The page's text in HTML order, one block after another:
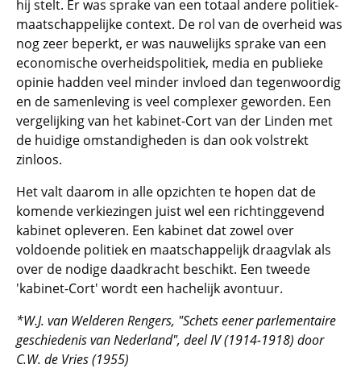
hij stelt. Er was sprake van een totaal andere politiek-
maatschappelijke context. De rol van de overheid was
nog zeer beperkt, er was nauwelijks sprake van een
economische overheidspolitiek, media en publieke
opinie hadden veel minder invloed dan tegenwoordig
en de samenleving is veel complexer geworden. Een
vergelijking van het kabinet-Cort van der Linden met
de huidige omstandigheden is dan ook volstrekt
zinloos.
Het valt daarom in alle opzichten te hopen dat de
komende verkiezingen juist wel een richtinggevend
kabinet opleveren. Een kabinet dat zowel over
voldoende politiek en maatschappelijk draagvlak als
over de nodige daadkracht beschikt. Een tweede
'kabinet-Cort' wordt een hachelijk avontuur.
*W.J. van Welderen Rengers, "Schets eener parlementaire
geschiedenis van Nederland", deel IV (1914-1918) door
C.W. de Vries (1955)